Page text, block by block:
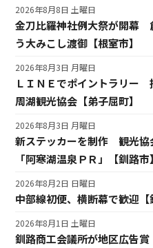
金刀比羅神社例大祭が開幕
う大みこし渡御【根室市】
2026年8月8日 土曜日
ＬＩＮＥでポイントラリ
周湖観光協会【弟子屈町】
2026年8月3日 月曜日
新ステッカーを制作 観光協
「阿寒湖温泉ＰＲ」【釧路市】
2026年8月3日 月曜日
中部線初便、横断幕で歓迎【
2026年8月2日 日曜日
釧路商工会議所が地区広告
2026年8月1日 土曜日